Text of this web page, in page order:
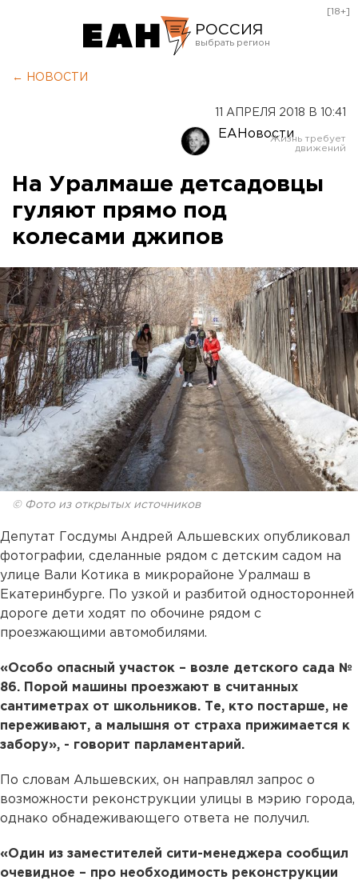
РОССИЯ
Оренбург
[18+]
← НОВОСТИ
11 АПРЕЛЯ 2018 В 10:41
ЕАНовости
На Уралмаше детсадовцы
гуляют прямо под
колесами джипов
© Фото из открытых источников
Депутат Госдумы Андрей Альшевских опубликовал
фотографии, сделанные рядом с детским садом на
улице Вали Котика в микрорайоне Уралмаш в
Екатеринбурге. По узкой и разбитой односторонней
дороге дети ходят по обочине рядом с
проезжающими автомобилями.
«Особо опасный участок – возле детского сада №
86. Порой машины проезжают в считанных
сантиметрах от школьников. Те, кто постарше, не
переживают, а малышня от страха прижимается к
забору», - говорит парламентарий.
По словам Альшевских, он направлял запрос о
возможности реконструкции улицы в мэрию города,
однако обнадеживающего ответа не получил.
«Один из заместителей сити-менеджера сообщил
очевидное – про необходимость реконструкции